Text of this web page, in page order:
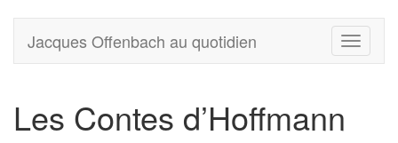
Toggle
Jacques Offenbach au quotidien
Les Contes d’Hoffmann